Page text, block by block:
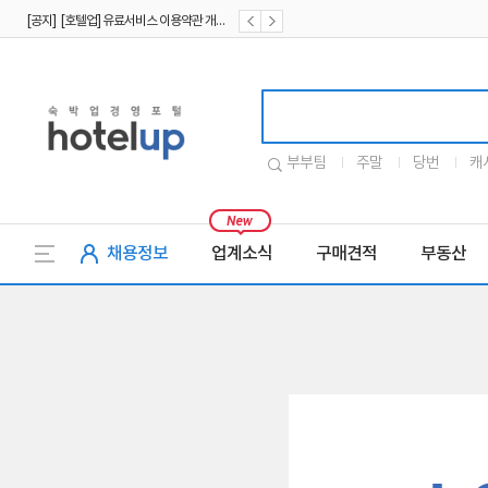
[공지] [호텔업] 유료서비스 이용약관 개정본2 (19.09.02)
부부팀 주말 당번 캐
채용정보 업계소식 구매견적 부동산